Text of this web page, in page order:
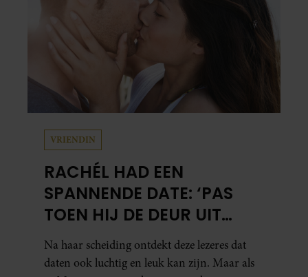
gunt hij de media nauwelijks nog interviews.
VRIENDIN
RACHÉL HAD EEN
SPANNENDE DATE: ‘PAS
TOEN HIJ DE DEUR UIT
WAS, BESEFTE IK WAT ER
ECHT WAS GEBEURD’
Na haar scheiding ontdekt deze lezeres dat
daten ook luchtig en leuk kan zijn. Maar als